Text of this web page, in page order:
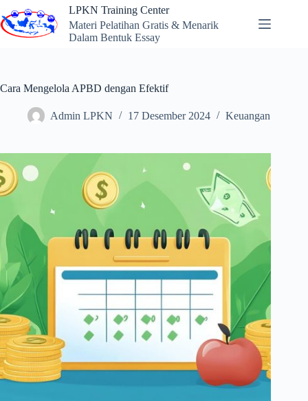
to
content
LPKN Training Center
Materi Pelatihan Gratis & Menarik
Dalam Bentuk Essay
Cara Mengelola APBD dengan Efektif
Admin LPKN 17 Desember 2024 Keuangan